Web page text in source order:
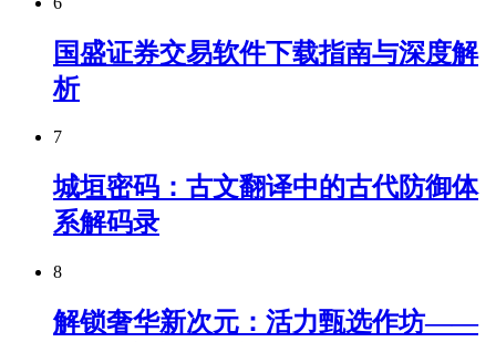
国盛证券交易软件下载指南与深度解
析
7
城垣密码：古文翻译中的古代防御体
系解码录
8
解锁奢华新次元：活力甄选作坊——